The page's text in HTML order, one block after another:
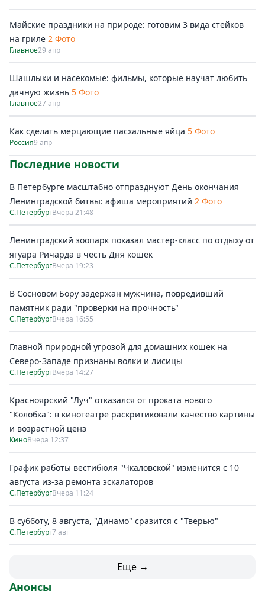
Майские праздники на природе: готовим 3 вида стейков
на гриле 2 Фото
Главное29 апр
Шашлыки и насекомые: фильмы, которые научат любить
дачную жизнь 5 Фото
Главное27 апр
Как сделать мерцающие пасхальные яйца 5 Фото
Россия9 апр
Последние новости
В Петербурге масштабно отпразднуют День окончания
Ленинградской битвы: афиша мероприятий 2 Фото
С.ПетербургВчера 21:48
Ленинградский зоопарк показал мастер-класс по отдыху от
ягуара Ричарда в честь Дня кошек
С.ПетербургВчера 19:23
В Сосновом Бору задержан мужчина, повредивший
памятник ради "проверки на прочность"
С.ПетербургВчера 16:55
Главной природной угрозой для домашних кошек на
Северо-Западе признаны волки и лисицы
С.ПетербургВчера 14:27
Красноярский "Луч" отказался от проката нового
"Колобка": в кинотеатре раскритиковали качество картины
и возрастной ценз
КиноВчера 12:37
График работы вестибюля "Чкаловской" изменится с 10
августа из-за ремонта эскалаторов
С.ПетербургВчера 11:24
В субботу, 8 августа, "Динамо" сразится с "Тверью"
С.Петербург7 авг
Еще →
Анонсы